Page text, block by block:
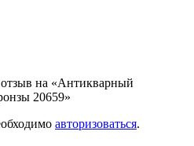
на «Антикварный
20659»
авторизоваться.